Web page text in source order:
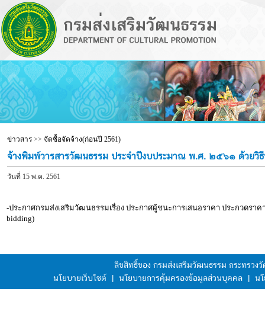
ข่าวสาร>> จัดซื้อจัดจ้าง(ก่อนปี 2561)
จ้างพิมพ์วารสารวัฒนธรรม ประจำปีงบประมาณ พ.ศ. ๒๕๖๑ ด้วยวิธี
วันที่ 15 พ.ค. 2561
-ประกาศกรมส่งเสริมวัฒนธรรมเรื่อง ประกาศผู้ชนะการเสนอราคา ประกวดร
bidding)
ลิขสิทธิ์ของ กรมส่งเสริมวัฒนธรรม กระทรว
นโยบายเว็บไซต์
| นโยบายการคุ้มครองข้อมูลส่วนบุคคล | น